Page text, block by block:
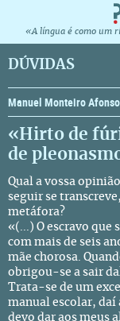
«A língua é como um
DÚVIDAS
Manuel Monteiro Afonso
«Hirto de
de
Qual a vossa
seguir se
metáfora?
«(...) O escravo que
com mais de seis
mãe chorosa.
obrigou-se a sair
Trata-se de um
manual escolar, daí
devo dar aos meus